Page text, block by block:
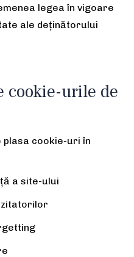
legea în vigoare
ale deținătorului
cookie-urile de
plasa cookie-uri în
a site-ului